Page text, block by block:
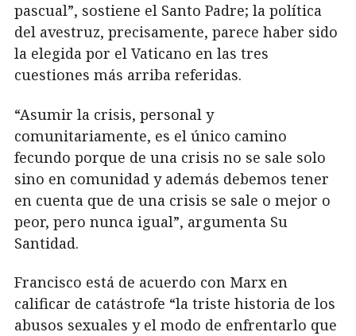
pascual”, sostiene el Santo Padre; la política
del avestruz, precisamente, parece haber sido
la elegida por el Vaticano en las tres
cuestiones más arriba referidas.
“Asumir la crisis, personal y
comunitariamente, es el único camino
fecundo porque de una crisis no se sale solo
sino en comunidad y además debemos tener
en cuenta que de una crisis se sale o mejor o
peor, pero nunca igual”, argumenta Su
Santidad.
Francisco está de acuerdo con Marx en
calificar de catástrofe “la triste historia de los
abusos sexuales y el modo de enfrentarlo que